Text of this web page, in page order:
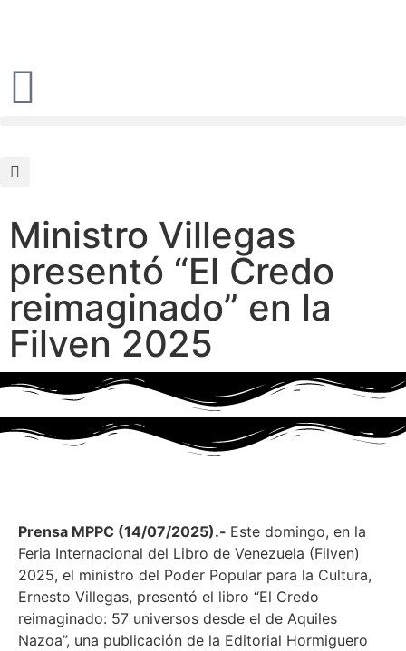
Ministro Villegas
presentó “El Credo
reimaginado” en la
Filven 2025
Prensa MPPC (14/07/2025).- Este domingo, en la
Feria Internacional del Libro de Venezuela (Filven)
2025, el ministro del Poder Popular para la Cultura,
Ernesto Villegas, presentó el libro “El Credo
reimaginado: 57 universos desde el de Aquiles
Nazoa”, una publicación de la Editorial Hormiguero